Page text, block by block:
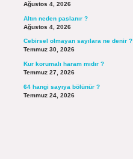
Ağustos 4, 2026
Altın neden paslanır ?
Ağustos 4, 2026
Cebirsel olmayan sayılara ne denir ?
Temmuz 30, 2026
Kur korumalı haram mıdır ?
Temmuz 27, 2026
64 hangi sayıya bölünür ?
Temmuz 24, 2026